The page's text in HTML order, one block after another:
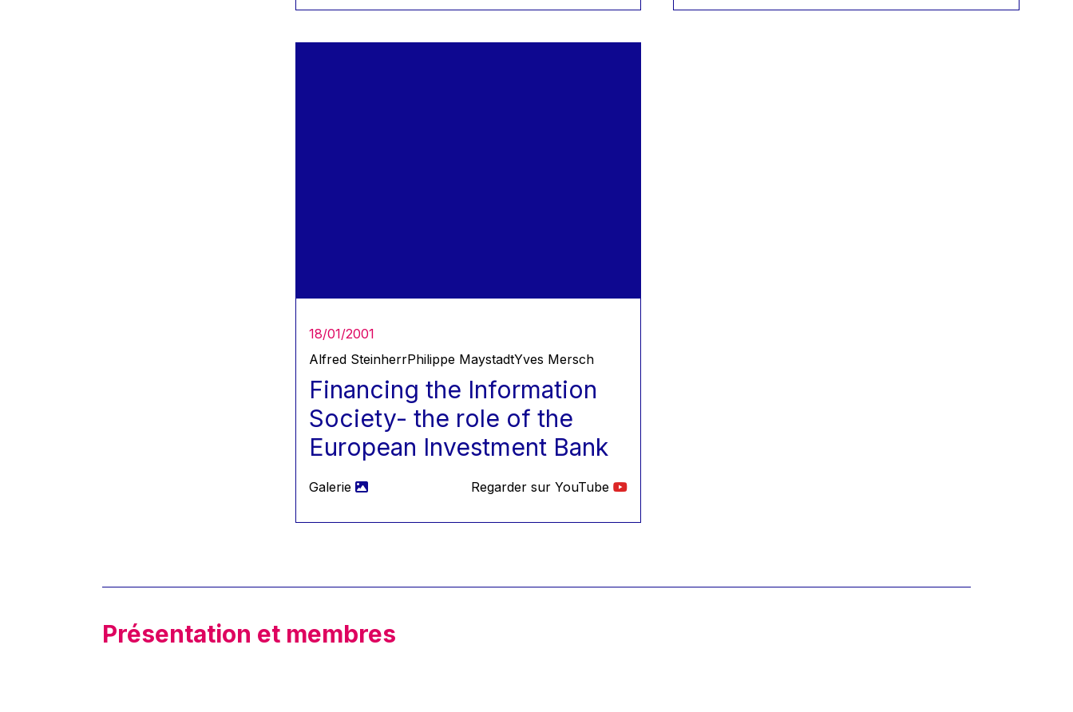
18/01/2001
Alfred SteinherrPhilippe MaystadtYves Mersch
Financing the Information
Society- the role of the
European Investment Bank
Galerie Regarder sur YouTube
Présentation et membres